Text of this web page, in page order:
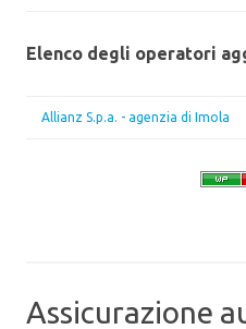
Elenco degli operatori
Allianz S.p.a. - agenzia di Imola
Assicurazione